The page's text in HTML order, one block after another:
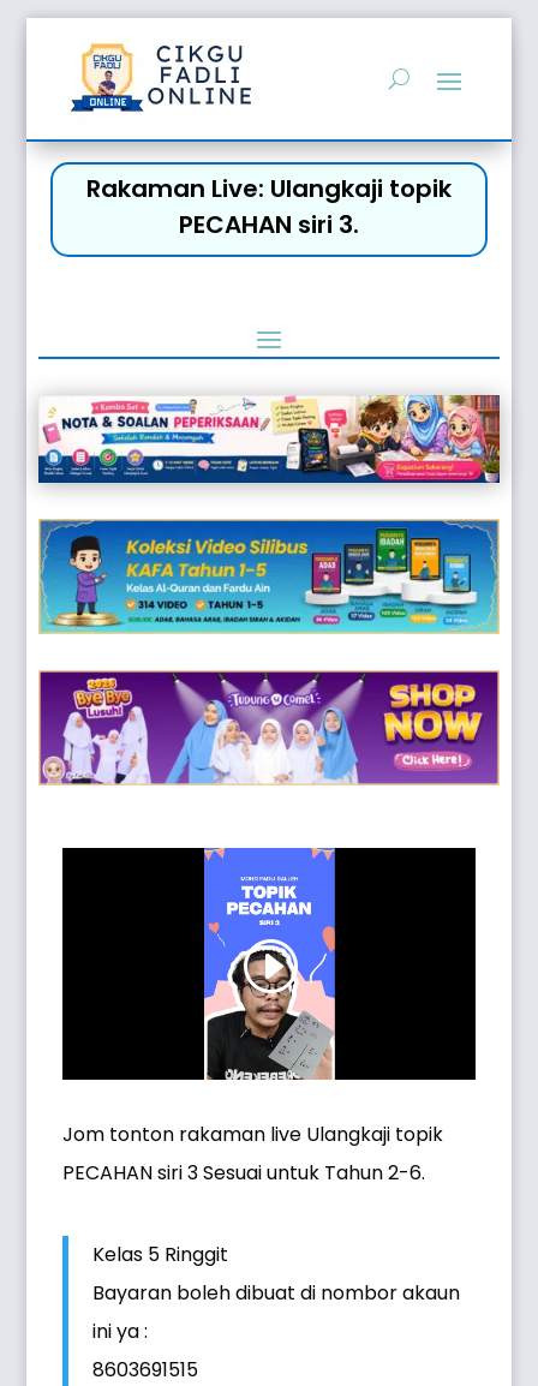
Rakaman Live: Ulangkaji topik
PECAHAN siri 3.
Jom tonton rakaman live Ulangkaji topik
PECAHAN siri 3 Sesuai untuk Tahun 2-6.
Kelas 5 Ringgit
Bayaran boleh dibuat di nombor akaun
ini ya :
8603691515